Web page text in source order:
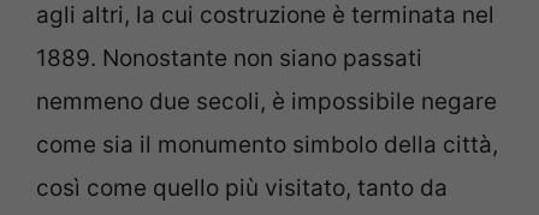
agli altri, la cui costruzione è terminata nel
1889. Nonostante non siano passati
nemmeno due secoli, è impossibile negare
come sia il monumento simbolo della città,
così come quello più visitato, tanto da